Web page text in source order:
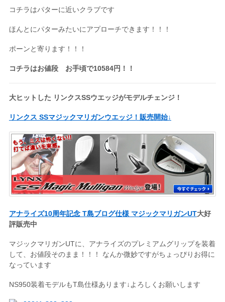
コチラはパターに近いクラブです
ほんとにパターみたいにアプローチできます！！！
ポーンと寄ります！！！
コチラはお値段 お手頃で10584円！！
大ヒットした リンクスSSウエッジがモデルチェンジ！
リンクス SSマジックマリガンウエッジ！販売開始↓
アナライズ10周年記念 T島ブログ仕様 マジックマリガンUT大好
評販売中
マジックマリガンUTに、アナライズのプレミアムグリップを装着
して、お値段そのまま！！！ なんか微妙ですがちょっぴりお得に
なっています
NS950装着モデルもT島仕様あります↓よろしくお願いします